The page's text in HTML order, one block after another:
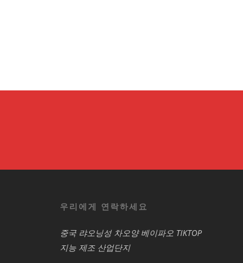
우리에게 연락하세요
중국 랴오닝성 차오양 베이파오 TIKTOP
지능 제조 산업단지